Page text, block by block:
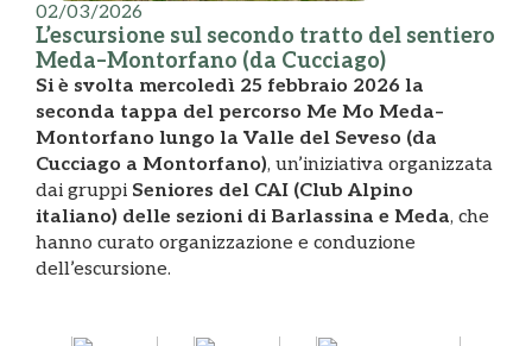
02/03/2026
L’escursione sul secondo tratto del sentiero
Meda–Montorfano (da Cucciago)
Si è svolta mercoledì 25 febbraio 2026 la
seconda tappa del percorso Me Mo Meda–
Montorfano lungo la Valle del Seveso (da
Cucciago a Montorfano), un’iniziativa organizzata
dai gruppi Seniores del CAI (Club Alpino
italiano) delle sezioni di Barlassina e Meda, che
hanno curato organizzazione e conduzione
dell’escursione.